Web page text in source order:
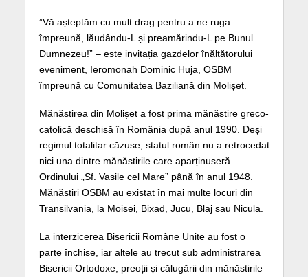
”Vă așteptăm cu mult drag pentru a ne ruga
împreună, lăudându-L și preamărindu-L pe Bunul
Dumnezeu!” – este invitația gazdelor înălțătorului
eveniment, Ieromonah Dominic Huja, OSBM
împreună cu Comunitatea Baziliană din Molișet.
Mănăstirea din Molișet a fost prima mănăstire greco-
catolică deschisă în România după anul 1990. Deși
regimul totalitar căzuse, statul român nu a retrocedat
nici una dintre mănăstirile care aparținuseră
Ordinului „Sf. Vasile cel Mare” până în anul 1948.
Mănăstiri OSBM au existat în mai multe locuri din
Transilvania, la Moisei, Bixad, Jucu, Blaj sau Nicula.
La interzicerea Bisericii Române Unite au fost o
parte închise, iar altele au trecut sub administrarea
Bisericii Ortodoxe, preoții și călugării din mănăstirile